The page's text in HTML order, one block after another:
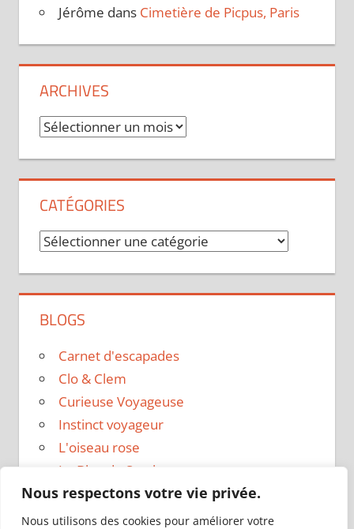
Nous respectons votre vie privée.
Nous utilisons des cookies pour améliorer votre
Jérôme dans Cimetière de Picpus, Paris
ARCHIVES
Archives
CATÉGORIES
Catégories
BLOGS
Carnet d'escapades
Clo & Clem
Curieuse Voyageuse
Instinct voyageur
L'oiseau rose
Le Blog de Sarah
Le sac a dos
Madame Oreille